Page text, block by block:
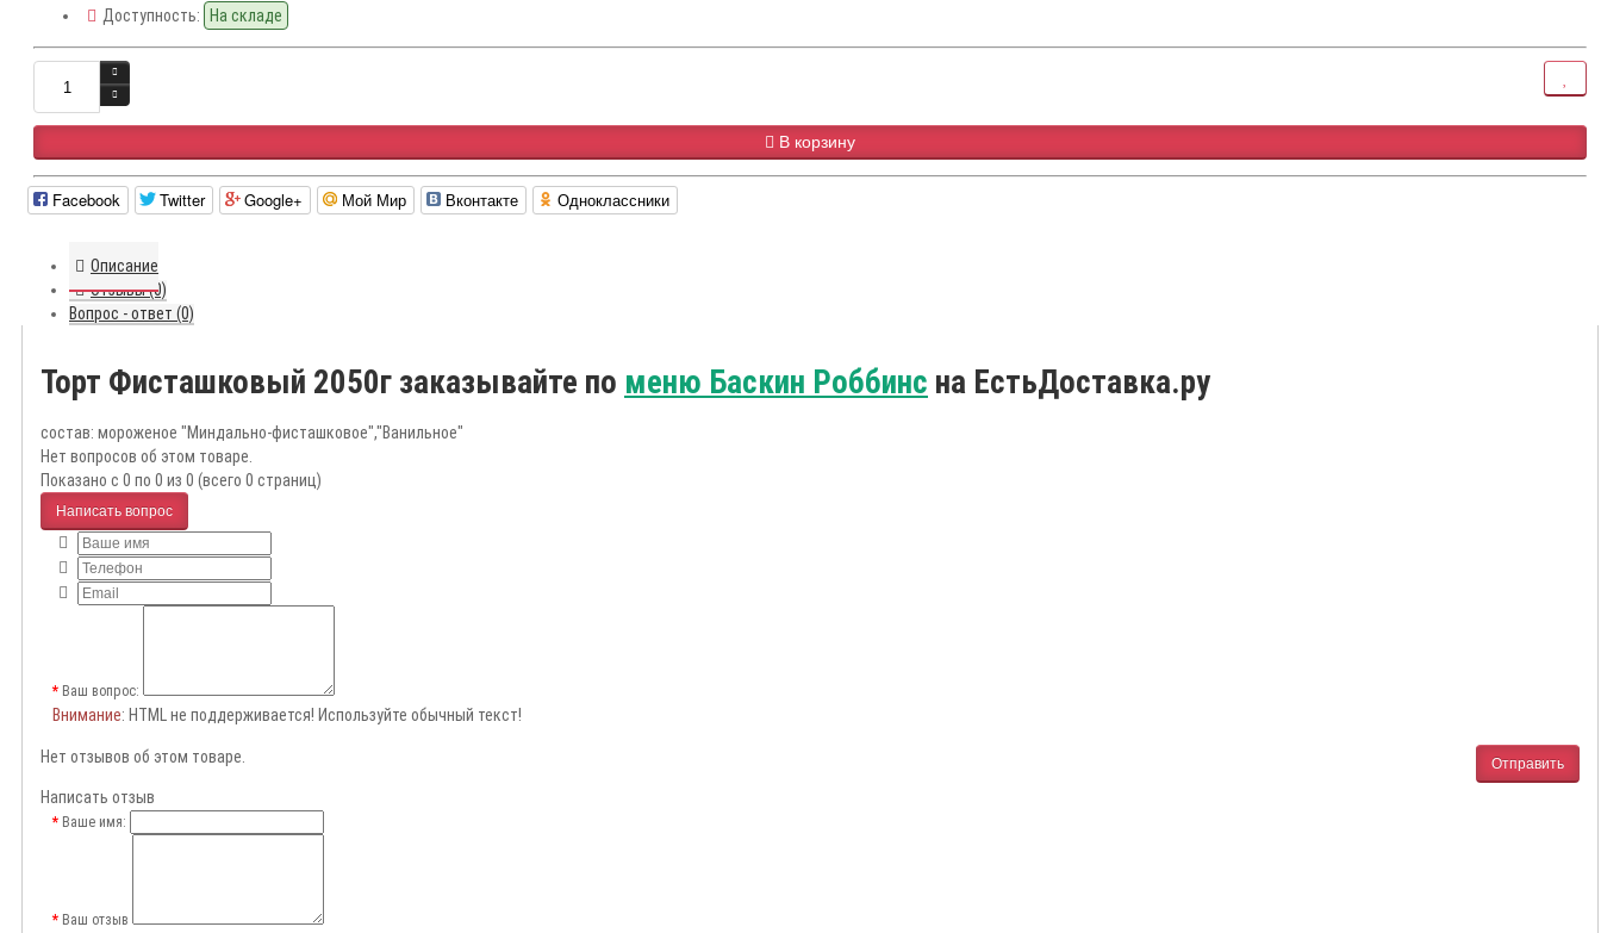
Доступность: На складе
В корзину
Facebook Twitter Google+ Мой Мир Вконтакте Одноклассники
Описание
Отзывы (0)
Вопрос - ответ (0)
Торт Фисташковый 2050г заказывайте по меню Баскин Роббинс на ЕстьДоставка.ру
состав: мороженое "Миндально-фисташковое","Ванильное"
Нет вопросов об этом товаре.
Показано с 0 по 0 из 0 (всего 0 страниц)
Написать вопрос
Ваш вопрос:
Внимание: HTML не поддерживается! Используйте обычный текст!
Отправить
Нет отзывов об этом товаре.
Написать отзыв
Ваше имя:
Ваш отзыв